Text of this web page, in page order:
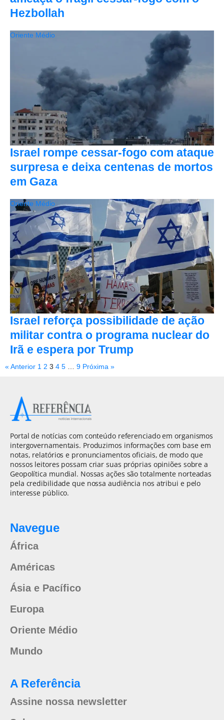
Hezbollah
Israel rompe cessar-fogo com ataque
surpresa e deixa centenas de mortos
em Gaza
Oriente Médio
Israel reforça possibilidade de ação
militar contra o programa nuclear do
Irã e espera por Trump
Oriente Médio
« Anterior 1 2 3 4 5 … 9 Próxima »
Portal de notícias com conteúdo referenciado em organismos
intergovernamentais. Produzimos informações com base em
notas, relatórios e pronunciamentos oficiais, de modo que
nossos leitores possam criar suas próprias opiniões sobre a
Geopolítica mundial. Nossas ações são totalmente norteadas
pela credibilidade que nossa audiência nos atribui e pelo
interesse público.
Navegue
África
Américas
Ásia e Pacífico
Europa
Oriente Médio
Mundo
A Referência
Assine nossa newsletter